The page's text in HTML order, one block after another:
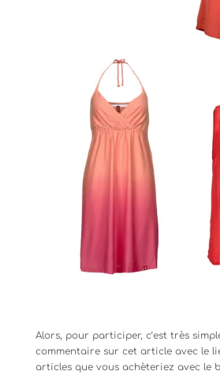
Alors, pour participer, c’est très
commentaire sur cet article avec le
articles que vous achèteriez avec le